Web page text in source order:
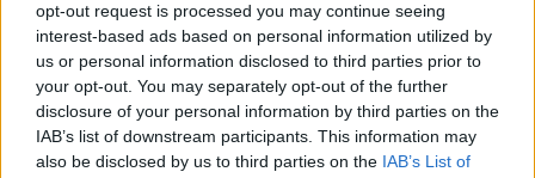
opt-out request is processed you may continue seeing
interest-based ads based on personal information utilized by
us or personal information disclosed to third parties prior to
your opt-out. You may separately opt-out of the further
disclosure of your personal information by third parties on the
IAB’s list of downstream participants. This information may
also be disclosed by us to third parties on the IAB’s List of
9 na 10 Polaków uważa, że ich kot ma
unikalną osobowość. Sprawdź, co
czyni pupila szczęśliwym